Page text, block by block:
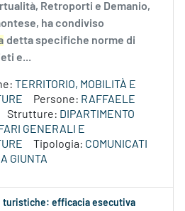
Retroporti e Demanio,
ha condiviso
detta specifiche norme di
e...
TERRITORIO, MOBILITÀ E
Persone: RAFFAELE
Strutture: DIPARTIMENTO
GENERALI E
Tipologia: COMUNICATI
GIUNTA
turistiche: efficacia esecutiva